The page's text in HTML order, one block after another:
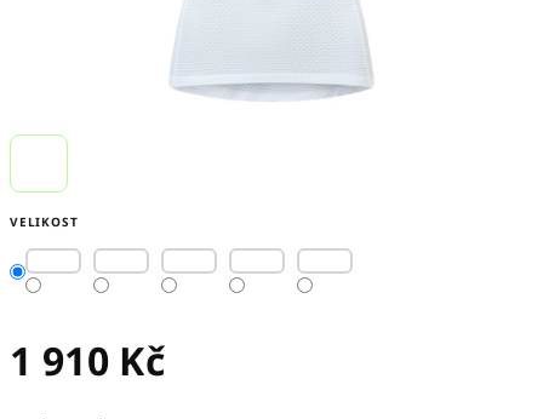
VELIKOST
1 910 Kč